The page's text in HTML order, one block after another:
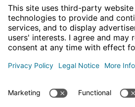
Projects & programs
overview
Information & Downloads
Publications
The region in numbers